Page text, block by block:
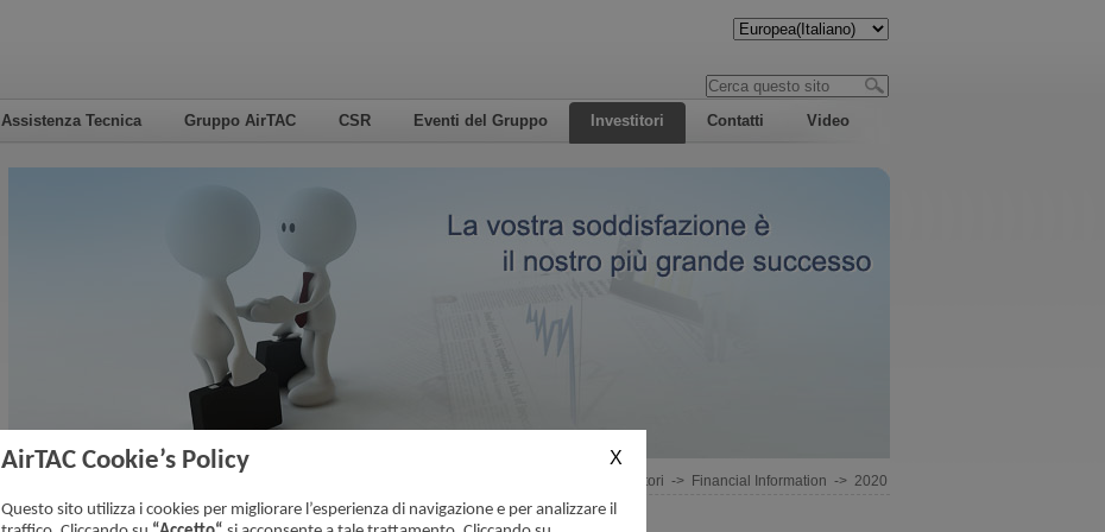
Assistenza Tecnica Gruppo AirTAC CSR Eventi del Gruppo Investitori Contatti Video
Investitori -> Financial Information -> 2020
AirTAC Cookie’s Policy
Questo sito utilizza i cookies per migliorare l’esperienza di navigazione e per analizzare il